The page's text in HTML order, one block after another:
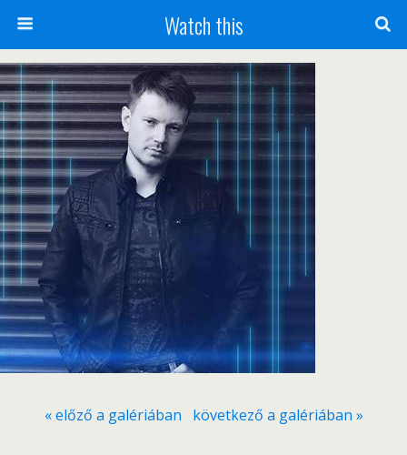
Watch this
« előző a galériában következő a galériában »